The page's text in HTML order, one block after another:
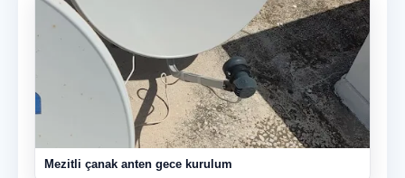
Mezitli çanak anten gece kurulum